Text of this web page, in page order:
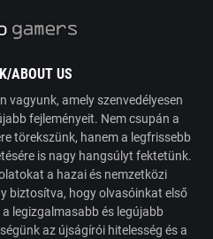
ABOUT US
vagyunk, amely szenvedélyesen
fejleményeit. Nem csupán a
törekszünk, hanem a legfrissebb
is nagy hangsúlyt fektetünk.
a hazai és nemzetközi
biztosítva, hogy olvasóinkat első
legizgalmasabb és legújabb
az újságírói hitelesség és a